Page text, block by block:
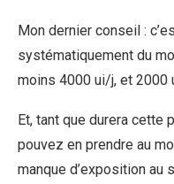
Mon dernier conseil :
systématiquement du
moins 4000 ui/j, et 2000
Et, tant que durera cette
pouvez en prendre au
manque d’exposition